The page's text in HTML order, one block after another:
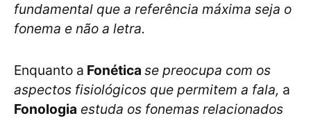
fundamental que a referência máxima seja o
fonema e não a letra.
Enquanto a Fonética se preocupa com os
aspectos fisiológicos que permitem a fala, a
Fonologia estuda os fonemas relacionados